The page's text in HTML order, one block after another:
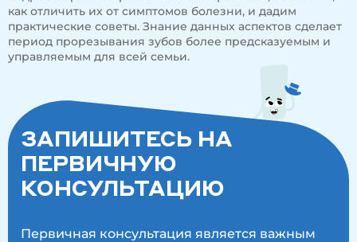
как отличить их от симптомов болезни, и дадим
практические советы. Знание данных аспектов сделает
период прорезывания зубов более предсказуемым и
управляемым для всей семьи.
ЗАПИШИТЕСЬ НА
ПЕРВИЧНУЮ
КОНСУЛЬТАЦИЮ
Первичная консультация является важным